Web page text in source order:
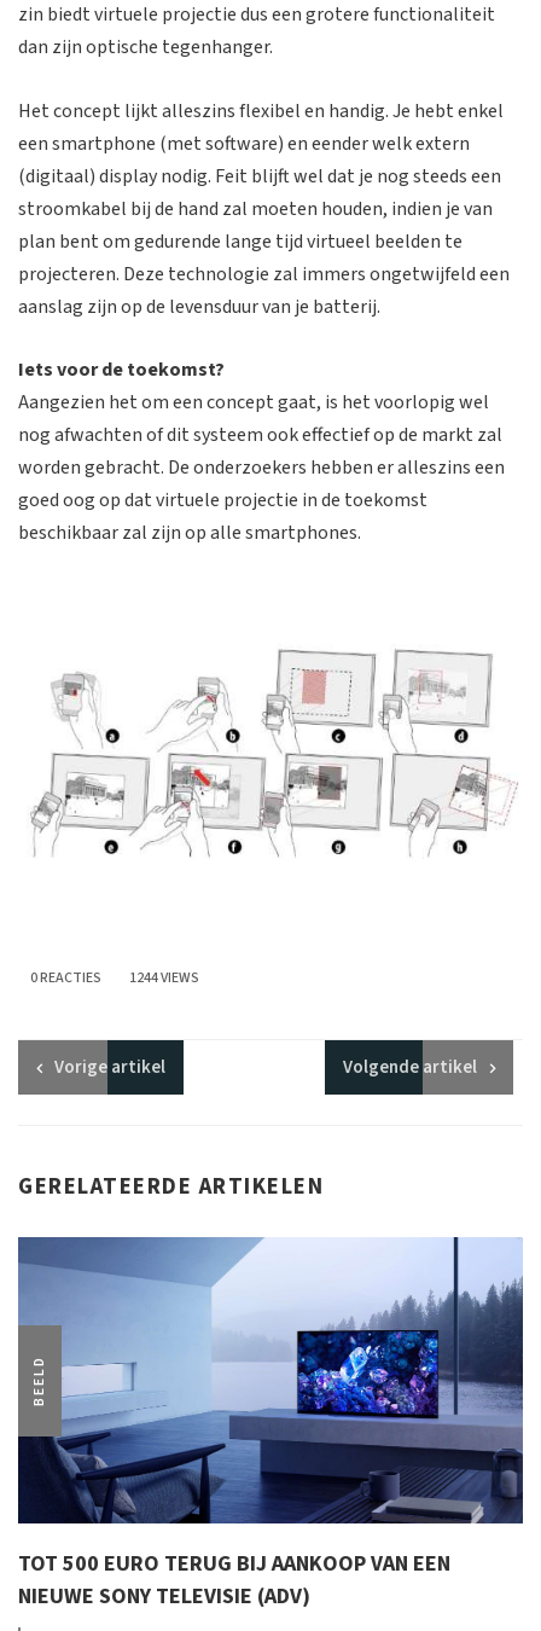
zin biedt virtuele projectie dus een grotere functionaliteit
dan zijn optische tegenhanger.
Het concept lijkt alleszins flexibel en handig. Je hebt enkel
een smartphone (met software) en eender welk extern
(digitaal) display nodig. Feit blijft wel dat je nog steeds een
stroomkabel bij de hand zal moeten houden, indien je van
plan bent om gedurende lange tijd virtueel beelden te
projecteren. Deze technologie zal immers ongetwijfeld een
aanslag zijn op de levensduur van je batterij.
Iets voor de toekomst?
Aangezien het om een concept gaat, is het voorlopig wel
nog afwachten of dit systeem ook effectief op de markt zal
worden gebracht. De onderzoekers hebben er alleszins een
goed oog op dat virtuele projectie in de toekomst
beschikbaar zal zijn op alle smartphones.
0 REACTIES 1244 VIEWS
Vorigeartikel Volgendeartikel
GERELATEERDE ARTIKELEN
BEELD
TOT 500 EURO TERUG BIJ AANKOOP VAN EEN
NIEUWE SONY TELEVISIE (ADV)